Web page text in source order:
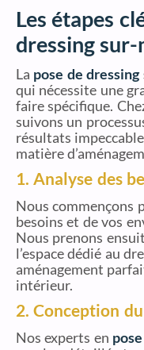
Les étapes
dressing sur-
La pose de dressing
qui nécessite une
faire spécifique.
suivons un
résultats
matière
1. Analyse des
Nous commençons
besoins et de vos
Nous prenons
l’espace dédié au
aménagement
intérieur.
2. Conception
Nos experts en